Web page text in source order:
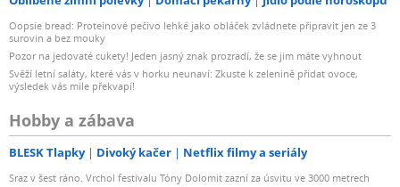
Oopsie bread: Proteinové pečivo lehké jako obláček zvládnete připravit jen ze 3
surovin a bez mouky
Pozor na jedovaté cukety! Jeden jasný znak prozradí, že se jim máte vyhnout
Svěží letní saláty, které vás v horku neunaví: Zkuste k zelenině přidat ovoce,
výsledek vás mile překvapí!
Hobby a zábava
BLESK Tlapky Divoký kačer Netflix filmy a seriály
Sraz v šest ráno. Vrchol festivalu Tóny Dolomit zazní za úsvitu ve 3000 metrech